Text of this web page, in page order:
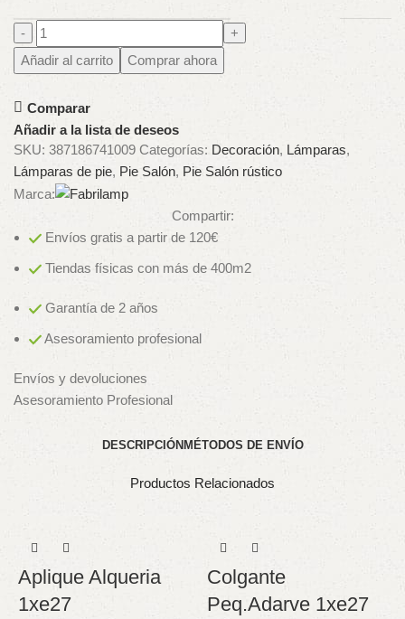
Añadir al carrito Comprar ahora
Comparar
Añadir a la lista de deseos
SKU: 387186741009 Categorías: Decoración, Lámparas,
Lámparas de pie, Pie Salón, Pie Salón rústico
Marca:
Compartir:
Envíos gratis a partir de 120€
Tiendas físicas con más de 400m2
Garantía de 2 años
Asesoramiento profesional
Envíos y devoluciones
Asesoramiento Profesional
DESCRIPCIÓN MÉTODOS DE ENVÍO
Productos Relacionados
Aplique Alqueria
1xe27
Colgante
Peq.Adarve 1xe27